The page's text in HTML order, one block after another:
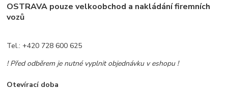
OSTRAVA pouze velkoobchod a nakládání firemních
vozů
Tel.: +420 728 600 625
! Před odběrem je nutné vyplnit objednávku v eshopu !
Otevírací doba